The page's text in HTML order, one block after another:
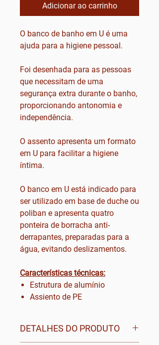
Adicionar ao carrinho
O banco de banho em U é uma
ajuda para a higiene pessoal.
Foi desenhada para as pessoas
que necessitam de uma
segurança extra durante o banho,
proporcionando antonomia e
independência.
O assento apresenta um formato
em U para facilitar a higiene
íntima.
O banco em U está indicado para
ser utilizado em base de duche ou
poliban e apresenta quatro
ponteira de borracha anti-
derrapantes, preparadas para a
água, evitando deslizamentos.
Características técnicas:
Estrutura de alumínio
Assiento de PE
DETALHES DO PRODUTO